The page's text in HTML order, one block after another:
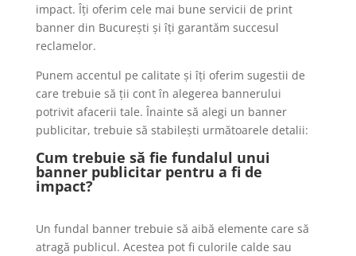
impact. Îți oferim cele mai bune servicii de print
banner din București și îți garantăm succesul
reclamelor.
Punem accentul pe calitate și îți oferim sugestii de
care trebuie să ții cont în alegerea bannerului
potrivit afacerii tale. Înainte să alegi un banner
publicitar, trebuie să stabilești următoarele detalii:
Cum trebuie să fie fundalul unui
banner publicitar pentru a fi de
impact?
Un fundal banner trebuie să aibă elemente care să
atragă publicul. Acestea pot fi culorile calde sau